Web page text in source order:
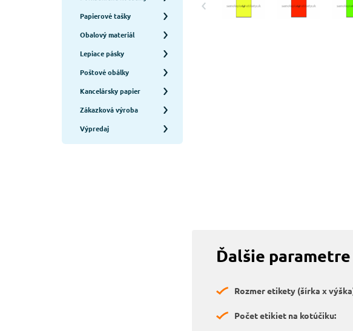
Papierové tašky
Obalový materiál
Lepiace pásky
Poštové obálky
Kancelársky papier
Zákazková výroba
Výpredaj
Ďalšie parametre
Rozmer etikety (šírka x
Počet etikiet na kotúčiku: